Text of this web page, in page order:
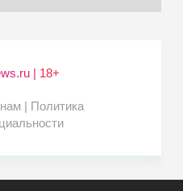
| 18+
| Политика